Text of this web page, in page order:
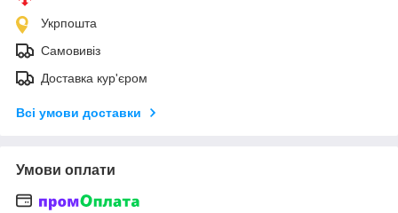
Укрпошта
Самовивіз
Доставка кур'єром
Всі умови доставки
Умови оплати